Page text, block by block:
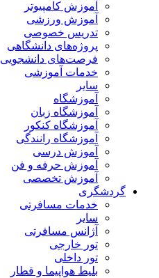
آموزش کامپیوتر
آموزش ورزشی
تدریس خصوصی
پروژه‌های دانشگاهی
فرصت‌های دانشجویی
خدمات آموزشی
سایر
آموزشگاه
آموزشگاه زبان
آموزشگاه کنکور
آموزشگاه رانندگی
آموزش درسی
آموزش حرفه و فن
آموزش تخصصی
گردشگری
خدمات مسافرتی
سایر
آژانس مسافرتی
تور خارجی
تور داخلی
بلیط هواپیما و قطار